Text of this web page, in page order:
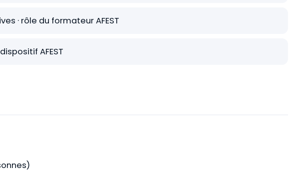
· rôle du formateur AFEST
AFEST